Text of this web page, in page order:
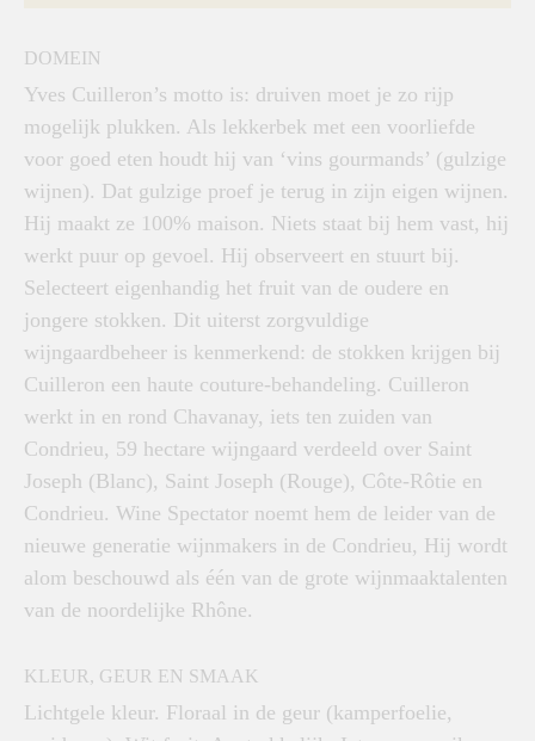
DOMEIN
Yves Cuilleron’s motto is: druiven moet je zo rijp
mogelijk plukken. Als lekkerbek met een voorliefde
voor goed eten houdt hij van ‘vins gourmands’ (gulzige
wijnen). Dat gulzige proef je terug in zijn eigen wijnen.
Hij maakt ze 100% maison. Niets staat bij hem vast, hij
werkt puur op gevoel. Hij observeert en stuurt bij.
Selecteert eigenhandig het fruit van de oudere en
jongere stokken. Dit uiterst zorgvuldige
wijngaardbeheer is kenmerkend: de stokken krijgen bij
Cuilleron een haute couture-behandeling. Cuilleron
werkt in en rond Chavanay, iets ten zuiden van
Condrieu, 59 hectare wijngaard verdeeld over Saint
Joseph (Blanc), Saint Joseph (Rouge), Côte-Rôtie en
Condrieu. Wine Spectator noemt hem de leider van de
nieuwe generatie wijnmakers in de Condrieu, Hij wordt
alom beschouwd als één van de grote wijnmaaktalenten
van de noordelijke Rhône.
KLEUR, GEUR EN SMAAK
Lichtgele kleur. Floraal in de geur (kamperfoelie,